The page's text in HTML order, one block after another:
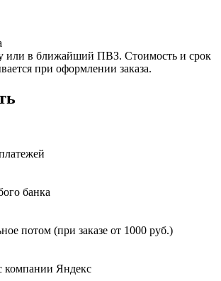
или в ближайший ПВЗ. Стоимость и срок
при оформлении заказа.
банка
потом (при заказе от 1000 руб.)
компании Яндекс